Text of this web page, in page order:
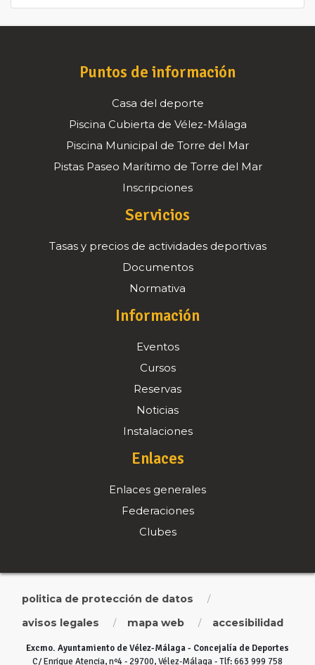
Puntos de información
Casa del deporte
Piscina Cubierta de Vélez-Málaga
Piscina Municipal de Torre del Mar
Pistas Paseo Marítimo de Torre del Mar
Inscripciones
Servicios
Tasas y precios de actividades deportivas
Documentos
Normativa
Información
Eventos
Cursos
Reservas
Noticias
Instalaciones
Enlaces
Enlaces generales
Federaciones
Clubes
politica de protección de datos /
avisos legales / mapa web / accesibilidad
Excmo. Ayuntamiento de Vélez-Málaga - Concejalía de Deportes
C/ Enrique Atencia, nº4 - 29700, Vélez-Málaga - Tlf: 663 999 758